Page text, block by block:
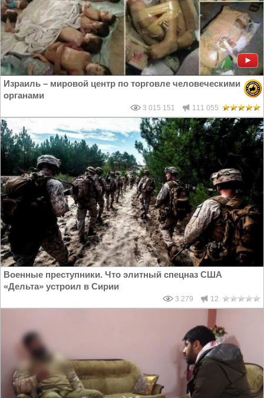
Израиль – мировой центр по торговле человеческими
органами
3 015 151 111 055
Военные преступники. Что элитный спецназ США
«Дельта» устроил в Сирии
3 279 12